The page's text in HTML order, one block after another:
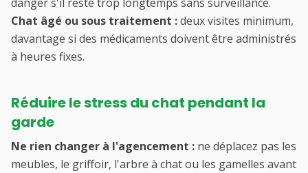
Chat âgé ou sous traitement :deux visites minimum,
davantage si des médicaments doivent être administrés
à heures fixes.
Réduire le stress du chat pendant la
garde
Ne rien changer à l'agencement : ne déplacez pas les
meubles, le griffoir, l'arbre à chat ou les gamelles avant